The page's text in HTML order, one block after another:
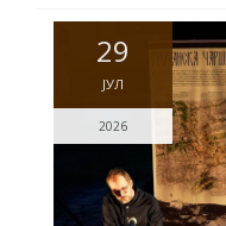
29
ЈУЛ
2026